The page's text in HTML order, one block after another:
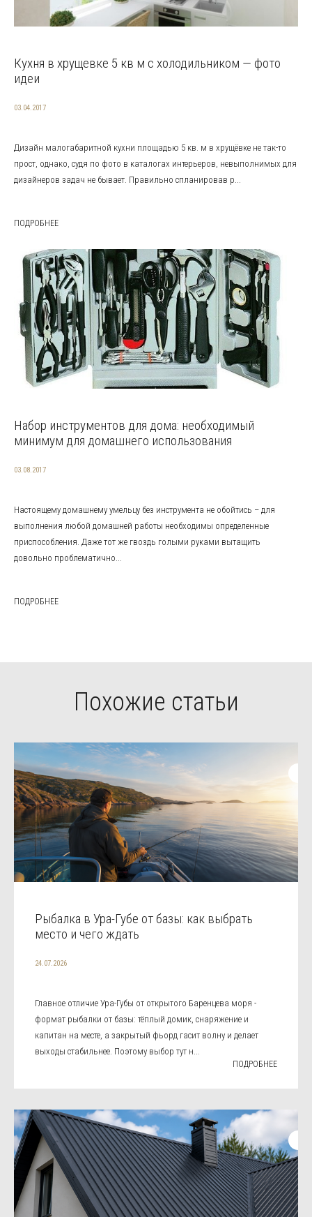
Кухня в хрущевке 5 кв м с холодильником — фото
идеи
03.04.2017
Дизайн малогабаритной кухни площадью 5 кв. м в хрущёвке не так-то
прост, однако, судя по фото в каталогах интерьеров, невыполнимых для
дизайнеров задач не бывает. Правильно спланировав р...
ПОДРОБНЕЕ
Набор инструментов для дома: необходимый
минимум для домашнего использования
03.08.2017
Настоящему домашнему умельцу без инструмента не обойтись – для
выполнения любой домашней работы необходимы определенные
приспособления. Даже тот же гвоздь голыми руками вытащить
довольно проблематично...
ПОДРОБНЕЕ
Похожие статьи
Рыбалка в Ура-Губе от базы: как выбрать
место и чего ждать
24.07.2026
Главное отличие Ура-Губы от открытого Баренцева моря -
формат рыбалки от базы: тёплый домик, снаряжение и
капитан на месте, а закрытый фьорд гасит волну и делает
выходы стабильнее. Поэтому выбор тут н...
ПОДРОБНЕЕ